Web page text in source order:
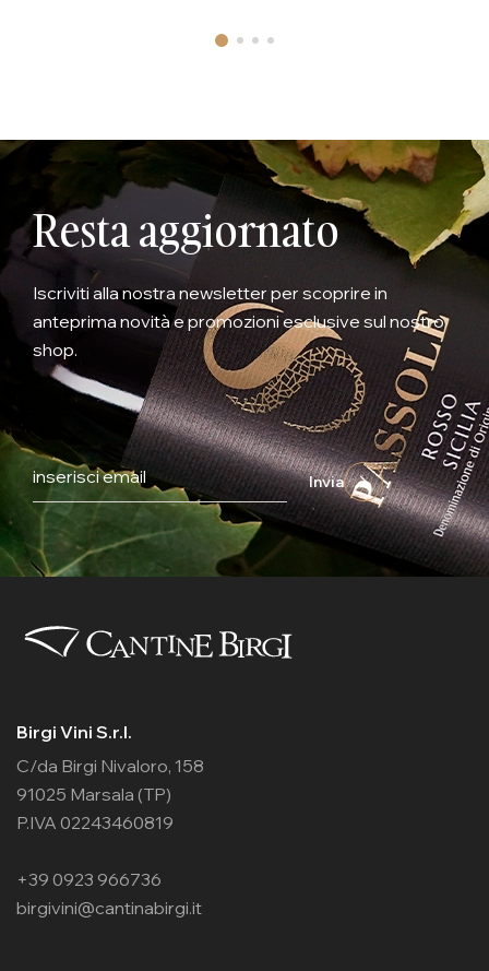
Resta aggiornato
Iscriviti alla nostra newsletter per scoprire in
anteprima novità e promozioni esclusive sul nostro
shop.
Invia
Birgi Vini S.r.l.
C/da Birgi Nivaloro, 158
91025 Marsala (TP)
P.IVA 02243460819
+39 0923 966736
birgivini@cantinabirgi.it